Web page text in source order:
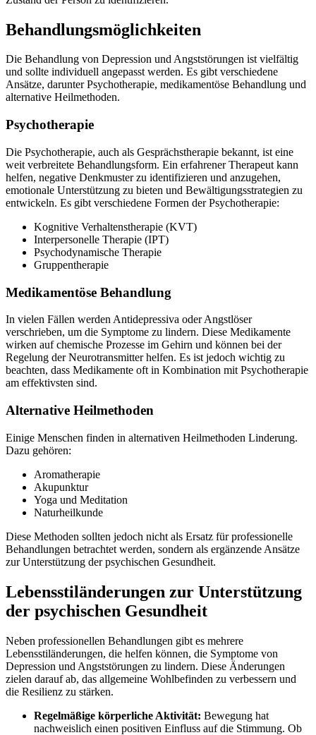
Behandlungsmöglichkeiten
Die Behandlung von Depression und Angststörungen ist vielfältig
und sollte individuell angepasst werden. Es gibt verschiedene
Ansätze, darunter Psychotherapie, medikamentöse Behandlung und
alternative Heilmethoden.
Psychotherapie
Die Psychotherapie, auch als Gesprächstherapie bekannt, ist eine
weit verbreitete Behandlungsform. Ein erfahrener Therapeut kann
helfen, negative Denkmuster zu identifizieren und anzugehen,
emotionale Unterstützung zu bieten und Bewältigungsstrategien zu
entwickeln. Es gibt verschiedene Formen der Psychotherapie:
Kognitive Verhaltenstherapie (KVT)
Interpersonelle Therapie (IPT)
Psychodynamische Therapie
Gruppentherapie
Medikamentöse Behandlung
In vielen Fällen werden Antidepressiva oder Angstlöser
verschrieben, um die Symptome zu lindern. Diese Medikamente
wirken auf chemische Prozesse im Gehirn und können bei der
Regelung der Neurotransmitter helfen. Es ist jedoch wichtig zu
beachten, dass Medikamente oft in Kombination mit Psychotherapie
am effektivsten sind.
Alternative Heilmethoden
Einige Menschen finden in alternativen Heilmethoden Linderung.
Dazu gehören:
Aromatherapie
Akupunktur
Yoga und Meditation
Naturheilkunde
Diese Methoden sollten jedoch nicht als Ersatz für professionelle
Behandlungen betrachtet werden, sondern als ergänzende Ansätze
zur Unterstützung der psychischen Gesundheit.
Lebensstiländerungen zur Unterstützung
der psychischen Gesundheit
Neben professionellen Behandlungen gibt es mehrere
Lebensstiländerungen, die helfen können, die Symptome von
Depression und Angststörungen zu lindern. Diese Änderungen
zielen darauf ab, das allgemeine Wohlbefinden zu verbessern und
die Resilienz zu stärken.
Regelmäßige körperliche Aktivität: Bewegung hat
nachweislich einen positiven Einfluss auf die Stimmung. Ob